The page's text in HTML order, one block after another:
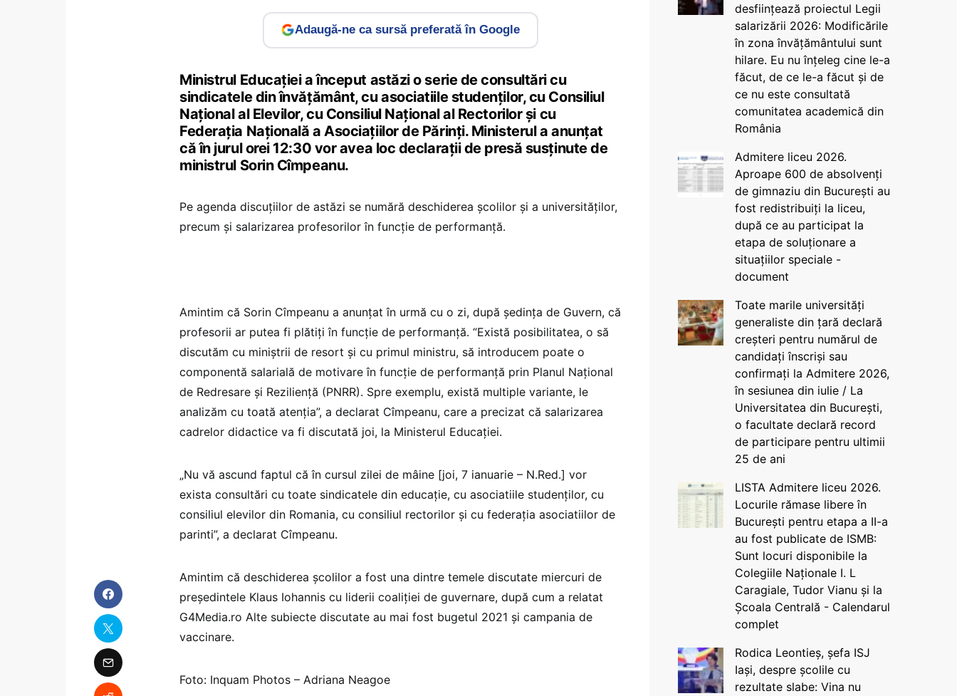
Adaugă-ne ca sursă preferată în Google
Ministrul Educației a început astăzi o serie de consultări cu
sindicatele din învățământ, cu asociatiile studenților, cu Consiliul
Național al Elevilor, cu Consiliul Național al Rectorilor și cu
Federația Națională a Asociațiilor de Părinți. Ministerul a anunțat
că în jurul orei 12:30 vor avea loc declarații de presă susținute de
ministrul Sorin Cîmpeanu.
Pe agenda discuțiilor de astăzi se numără deschiderea școlilor și a universităților,
precum și salarizarea profesorilor în funcție de performanță.
Amintim că Sorin Cîmpeanu a anunțat în urmă cu o zi, după ședința de Guvern, că
profesorii ar putea fi plătiți în funcție de performanță. “Există posibilitatea, o să
discutăm cu miniștrii de resort și cu primul ministru, să introducem poate o
componentă salarială de motivare în funcție de performanță prin Planul Național
de Redresare și Reziliență (PNRR). Spre exemplu, există multiple variante, le
analizăm cu toată atenția”, a declarat Cîmpeanu, care a precizat că salarizarea
cadrelor didactice va fi discutată joi, la Ministerul Educației.
„Nu vă ascund faptul că în cursul zilei de mâine [joi, 7 ianuarie – N.Red.] vor
exista consultări cu toate sindicatele din educație, cu asociatiile studenților, cu
consiliul elevilor din Romania, cu consiliul rectorilor și cu federația asociatiilor de
parinti”, a declarat Cîmpeanu.
Amintim că deschiderea şcolilor a fost una dintre temele discutate miercuri de
preşedintele Klaus Iohannis cu liderii coaliţiei de guvernare, după cum a relatat
G4Media.ro Alte subiecte discutate au mai fost bugetul 2021 și campania de
vaccinare.
Foto: Inquam Photos – Adriana Neagoe
desființează proiectul Legii
salarizării 2026: Modificările
în zona învățământului sunt
hilare. Eu nu înțeleg cine le-a
făcut, de ce le-a făcut și de
ce nu este consultată
comunitatea academică din
România
Admitere liceu 2026.
Aproape 600 de absolvenți
de gimnaziu din București au
fost redistribuiți la liceu,
după ce au participat la
etapa de soluționare a
situațiilor speciale -
document
Toate marile universități
generaliste din țară declară
creșteri pentru numărul de
candidați înscriși sau
confirmați la Admitere 2026,
în sesiunea din iulie / La
Universitatea din București,
o facultate declară record
de participare pentru ultimii
25 de ani
LISTA Admitere liceu 2026.
Locurile rămase libere în
București pentru etapa a II-a
au fost publicate de ISMB:
Sunt locuri disponibile la
Colegiile Naționale I. L
Caragiale, Tudor Vianu și la
Școala Centrală - Calendarul
complet
Rodica Leontieș, șefa ISJ
Iași, despre școlile cu
rezultate slabe: Vina nu